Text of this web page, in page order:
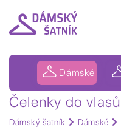
Dámské
Čelenky do vlasů
Dámský šatník Dámské